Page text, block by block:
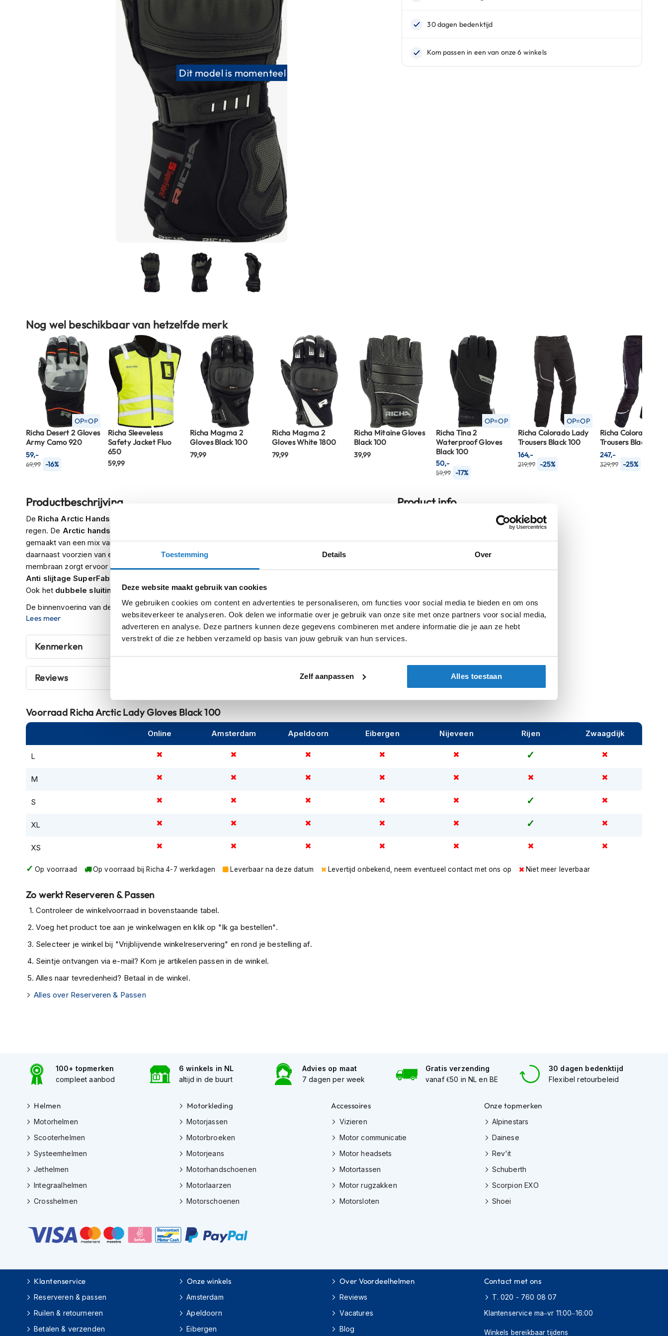
Toestemming Details Over
Deze website maakt gebruik van cookies
We gebruiken cookies om content en advertenties te personaliseren, om functies voor social media te bieden en om ons
websiteverkeer te analyseren. Ook delen we informatie over je gebruik van onze site met onze partners voor social media,
adverteren en analyse. Deze partners kunnen deze gegevens combineren met andere informatie die je aan ze hebt
verstrekt of die ze hebben verzameld op basis van jouw gebruik van hun services.
Zelf aanpassen Alles toestaan
Heren
scooterhelmen
scooterhelmen
scooterhelmen
Systeemhelmen
Jethelmen
Integraalhelmen
Crosshelmen
accessoires
Vizieren
Pinlocks
Tear-
Crossbrillen
Oordoppen
Onderhoud
helm
houder
kapstok
Motorkleding
Heren
motorjassen
Dames
motorjassen
Doorwaai
Waterdichte
motorjassen
motorjassen
Gore-
motorjassen
Motorbroeken
Heren
motorbroeken
Doorwaai
motorbroeken
Textiel
motorbroeken
Kevlar
motorbroeken
Cargo
motorbroeken
Motorpakken
Dames
motorpak
Eendelig
motorpak
Tweedelig
Dit model is momenteel niet leverbaar
naar
afbeeldingen-
gallerij
Nog wel beschikbaar van hetzelfde merk
OP=OP
Richa Desert 2 Gloves
Army Camo 920
69,99 -16%
59,-
Richa Sleeveless
Safety Jacket Fluo
650
59,99
Richa Magma 2
Gloves Black 100
79,99
Richa Magma 2
Gloves White 1800
79,99
Richa Mitaine Gloves
Black 100
39,99
OP=OP
Richa Tina 2
Waterproof Gloves
Black 100
59,99 -17%
50,-
OP=OP
Richa Colorado Lady
Trousers Black 100
219,99 -25%
164,-
Richa Colorado 2
Trousers Black 100
329,99 -25%
247,-
Productbeschrijving
De Richa Arctic Handschoen
regen. De Arctic handschoen
gemaakt van een mix van geitenleer, rundleer en comfort stretch textiel. Deze buitenlaag is
daarnaast voorzien van een
ademende water en wind dicht Aquashell LTZ membraan. Dit
membraan zorgt ervoor dat jij bij elke natte rit je handen lekkerdroog
Anti slijtage SuperFabric®
Ook het dubbele sluitingssysteemaan de pols zorgt ervoor dat er geen regen de jas in kan lopen.
De binnenvoering van de
Richa Arctic Handschoenis gemaakt van extreem zacht en warmTri-
Fleecestof. Wat de handschoen erg comfortabelmaakt. Op de knokkels zit het ingenieuzeD3O®
, welke flexibiliteit en veiligheid perfect met elkaar verbind. Ook op de
vingers en pols zijn leren
verstevigingenaangebracht voor extra veiligheid.
Lees meer
Product info
Arctic Lady
Categorie Handschoenen
Kenmerken
Reviews
Voorraad Richa Arctic Lady Gloves Black 100
Online Amsterdam Apeldoorn Eibergen Nijeveen Rijen Zwaagdijk
L
M
S
XL
XS
Op voorraad Op voorraad bij Richa 4-7 werkdagen Leverbaar na deze datum Levertijd onbekend, neem eventueel contact met ons op Niet meer leverbaar
Zo werkt Reserveren & Passen
Controleer de winkelvoorraad in bovenstaande tabel.
Voeg het product toe aan je winkelwagen en klik op "Ik ga bestellen".
Selecteer je winkel bij "Vrijblijvende winkelreservering" en rond je bestelling af.
Seintje ontvangen via e-mail? Kom je artikelen passen in de winkel.
Alles naar tevredenheid? Betaal in de winkel.
Alles over Reserveren & Passen
100+ topmerken
compleet aanbod
6 winkels in NL
altijd in de buurt
Advies op maat
7 dagen per week
Gratis verzending
vanaf €50 in NL en BE
30 dagen bedenktijd
Flexibel retourbeleid
Helmen
Motorhelmen
Scooterhelmen
Systeemhelmen
Jethelmen
Integraalhelmen
Crosshelmen
Motorkleding
Motorjassen
Motorbroeken
Motorjeans
Motorhandschoenen
Motorlaarzen
Motorschoenen
Accessoires
Vizieren
Motor communicatie
Motor headsets
Motortassen
Motor rugzakken
Motorsloten
Onze topmerken
Alpinestars
Dainese
Rev'it
Schuberth
Scorpion EXO
Shoei
Klantenservice
Reserveren & passen
Ruilen & retourneren
Betalen & verzenden
Onze winkels
Amsterdam
Apeldoorn
Eibergen
Over Voordeelhelmen
Reviews
Vacatures
Blog
Contact met ons
T. 020 - 760 08 07
Klantenservice ma–vr 11:00–16:00
Winkels bereikbaar tijdens